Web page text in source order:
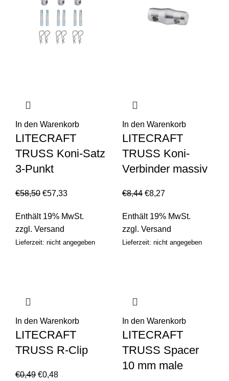
In den Warenkorb
LITECRAFT
TRUSS Koni-Satz
3-Punkt
€58,50 €57,33
Enthält 19% MwSt.
zzgl. Versand
Lieferzeit: nicht angegeben
In den Warenkorb
LITECRAFT
TRUSS Koni-
Verbinder massiv
€8,44 €8,27
Enthält 19% MwSt.
zzgl. Versand
Lieferzeit: nicht angegeben
In den Warenkorb
LITECRAFT
TRUSS R-Clip
€0,49 €0,48
In den Warenkorb
LITECRAFT
TRUSS Spacer
10 mm male